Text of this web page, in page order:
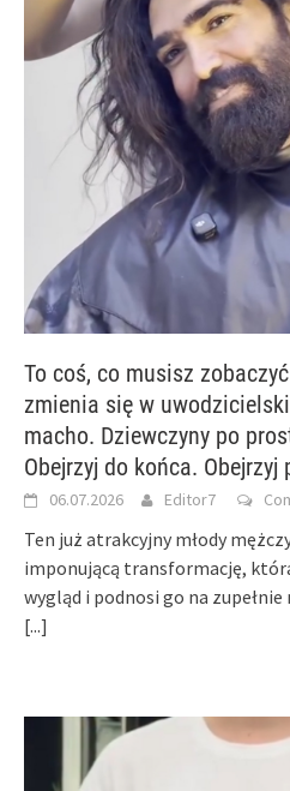
To coś, co musisz
zmienia się w
macho. Dziewczyny po
Obejrzyj do końca. Obejrzyj
06.07.2026 Editor7
Ten już atrakcyjny młody
imponującą transformację,
wygląd i podnosi go na
[...]